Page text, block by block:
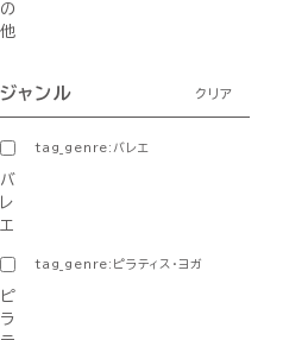
の
他
ジャンル クリア
tag_genre:バレエ
バ
レ
エ
tag_genre:ピラティス・ヨガ
ピ
ラ